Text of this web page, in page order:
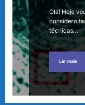
Olá! Hoje
considero
técnicas…
Ler mais